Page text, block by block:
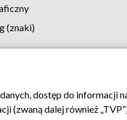
(znaki)
Kontakt
dostęp do informacji
(zwaną dalej również